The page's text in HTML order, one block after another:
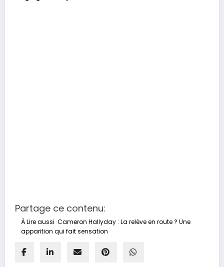
Partage ce contenu:
À Lire aussi Cameron Hallyday : La relève en route ? Une
apparition qui fait sensation